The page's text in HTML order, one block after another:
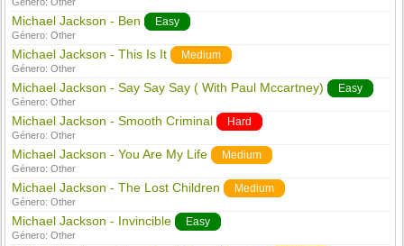
Michael Jackson - Ben Easy
Género:Other
Michael Jackson - This Is It Medium
Género:Other
Michael Jackson - Say Say Say ( With Paul Mccartney) Easy
Género:Other
Michael Jackson - Smooth Criminal Hard
Género:Other
Michael Jackson - You Are My Life Medium
Género:Other
Michael Jackson - The Lost Children Medium
Género:Other
Michael Jackson - Invincible Easy
Género:Other